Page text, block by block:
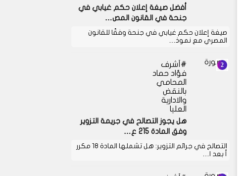
أفضل صيغة إعلان حكم غيابي في
جنحة في القانون المص…
صيغة إعلان حكم غيابي في جنحة وفقًا للقانون
المصري مع نموذ…
أشرف
فؤاد حماد
المحامي
بالنقض
والادارية
العليا
هل يجوز التصالح في جريمة التزوير
وفق المادة 215 ع…
التصالح في جرائم التزوير: هل تشملها المادة 18 مكرر
أ بعد ا…